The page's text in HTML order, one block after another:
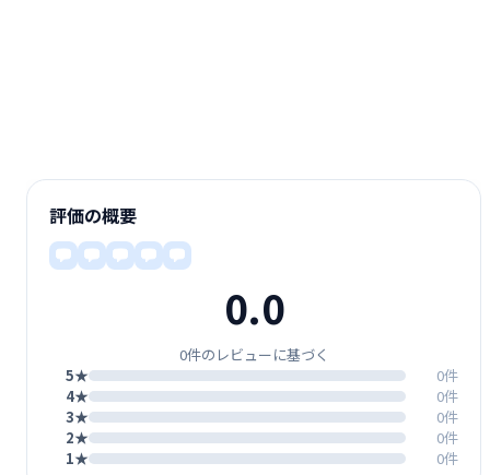
評価の概要
0.0
0件のレビューに基づく
5★
0件
4★
0件
3★
0件
2★
0件
1★
0件